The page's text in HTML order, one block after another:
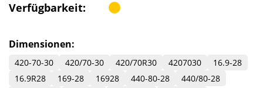
Verfügbarkeit:
Dimensionen:
420-70-30 420/70-30 420/70R30 4207030
16.9-28
16.9R28
169-28 16928 440-80-28
440/80-28